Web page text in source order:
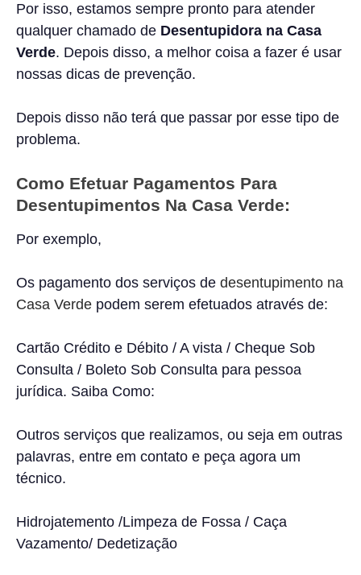
Por isso, estamos sempre pronto para atender
qualquer chamado de Desentupidora na Casa
Verde. Depois disso, a melhor coisa a fazer é usar
nossas dicas de prevenção.
Depois disso não terá que passar por esse tipo de
problema.
Como Efetuar Pagamentos Para
Desentupimentos Na Casa Verde:
Por exemplo,
Os pagamento dos serviços de desentupimento na
Casa Verde podem serem efetuados através de:
Cartão Crédito e Débito / A vista / Cheque Sob
Consulta / Boleto Sob Consulta para pessoa
jurídica. Saiba Como:
Outros serviços que realizamos, ou seja em outras
palavras, entre em contato e peça agora um
técnico.
Hidrojatemento /Limpeza de Fossa / Caça
Vazamento/ Dedetização